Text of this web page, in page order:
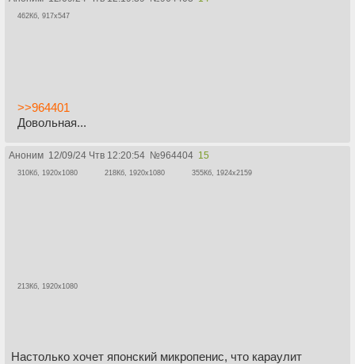
462Кб, 917x547
>>964401
Довольная...
Аноним 12/09/24 Чтв 12:20:54 №964404 15
310Кб, 1920x1080 218Кб, 1920x1080 355Кб, 1924x2159
213Кб, 1920x1080
Настолько хочет японский микропенис, что караулит